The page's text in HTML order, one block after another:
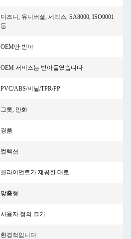
디즈니, 유니버셜, 세덱스, SA8000, ISO9001
등
OEM만 받아
OEM 서비스는 받아들였습니다
PVC/ABS/비닐/TPR/PP
그릇, 만화
경품
컬렉션
클라이언트가 제공한 대로
맞춤형
사용자 정의 크기
환경적입니다